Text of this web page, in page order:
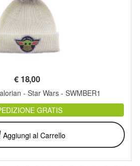
€ 18,00
- Star Wars - SWMBER1
GRATIS
Aggiungi al Carrello